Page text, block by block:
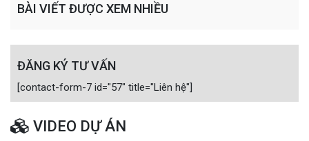
BÀI VIẾT ĐƯỢC XEM NHIỀU
ĐĂNG KÝ TƯ VẤN
[contact-form-7 id="57" title="Liên hệ"]
VIDEO DỰ ÁN